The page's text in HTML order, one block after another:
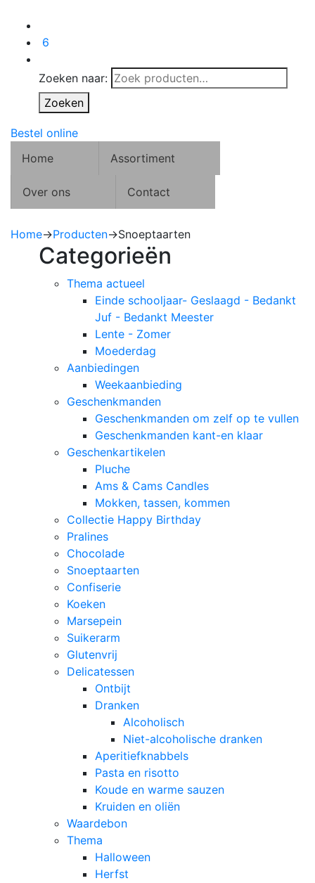
6
Zoeken naar:
Zoeken
Bestel online
Home
Assortiment
Over ons Contact
Home→Producten→Snoeptaarten
Categorieën
Thema actueel
Einde schooljaar- Geslaagd - Bedankt
Juf - Bedankt Meester
Lente - Zomer
Moederdag
Aanbiedingen
Weekaanbieding
Geschenkmanden
Geschenkmanden om zelf op te vullen
Geschenkmanden kant-en klaar
Geschenkartikelen
Pluche
Ams & Cams Candles
Mokken, tassen, kommen
Collectie Happy Birthday
Pralines
Chocolade
Snoeptaarten
Confiserie
Koeken
Marsepein
Suikerarm
Glutenvrij
Delicatessen
Ontbijt
Dranken
Alcoholisch
Niet-alcoholische dranken
Aperitiefknabbels
Pasta en risotto
Koude en warme sauzen
Kruiden en oliën
Waardebon
Thema
Halloween
Herfst